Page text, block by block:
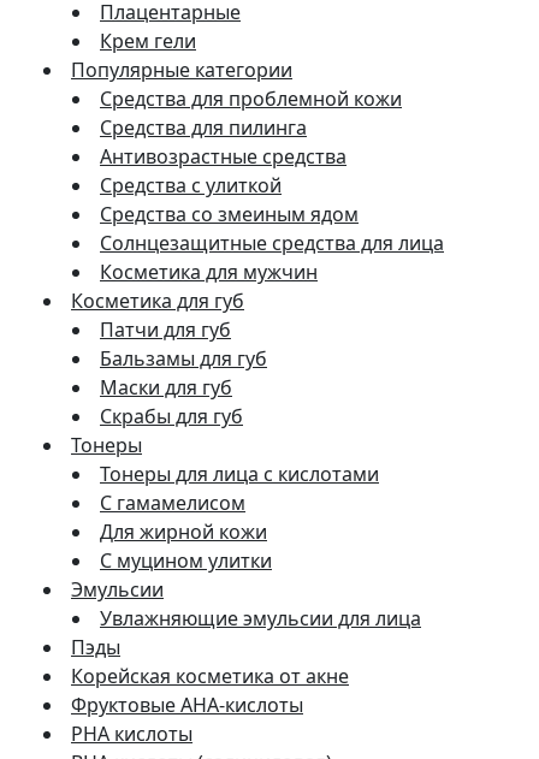
Плацентарные
Крем гели
Популярные категории
Средства для проблемной кожи
Средства для пилинга
Антивозрастные средства
Средства с улиткой
Средства со змеиным ядом
Солнцезащитные средства для лица
Косметика для мужчин
Косметика для губ
Патчи для губ
Бальзамы для губ
Маски для губ
Скрабы для губ
Тонеры
Тонеры для лица с кислотами
С гамамелисом
Для жирной кожи
С муцином улитки
Эмульсии
Увлажняющие эмульсии для лица
Пэды
Корейская косметика от акне
Фруктовые AHA-кислоты
PHA кислоты